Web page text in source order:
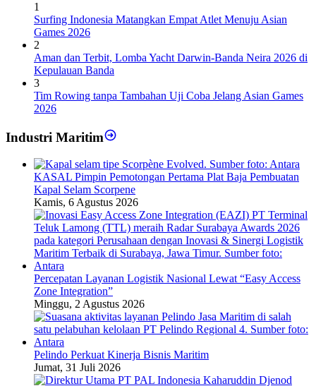
1
Surfing Indonesia Matangkan Empat Atlet Menuju Asian
Games 2026
2
Aman dan Terbit, Lomba Yacht Darwin-Banda Neira 2026 di
Kepulauan Banda
3
Tim Rowing tanpa Tambahan Uji Coba Jelang Asian Games
2026
Industri Maritim
KASAL Pimpin Pemotongan Pertama Plat Baja Pembuatan
Kapal Selam Scorpene
Kamis, 6 Agustus 2026
Percepatan Layanan Logistik Nasional Lewat “Easy Access
Zone Integration”
Minggu, 2 Agustus 2026
Pelindo Perkuat Kinerja Bisnis Maritim
Jumat, 31 Juli 2026